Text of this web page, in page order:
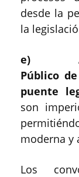
desde la
la
e)
Público
puente
son
moderna y
Los